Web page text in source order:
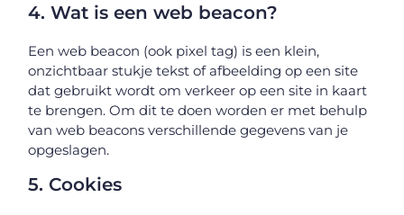
4. Wat is een web beacon?
Een web beacon (ook pixel tag) is een klein,
onzichtbaar stukje tekst of afbeelding op een site
dat gebruikt wordt om verkeer op een site in kaart
te brengen. Om dit te doen worden er met behulp
van web beacons verschillende gegevens van je
opgeslagen.
5. Cookies